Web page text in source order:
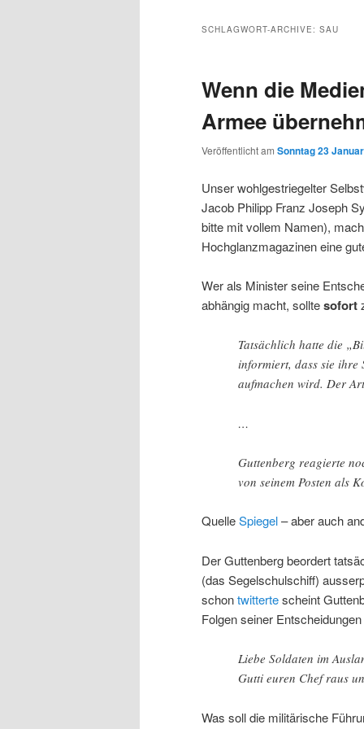
wechseln
SCHLAGWORT-ARCHIVE: SAU
Wenn die
Armee
Veröffentlicht am Sonntag 23
Unser wohlgestriegelter
Jacob Philipp Franz Joseph
bitte mit vollem Namen),
Hochglanzmagazinen eine
Wer als Minister seine
abhängig macht, solltesofort
Tatsächlich hatte die
informiert, dass sie ihre
aufmachen wird. Der
…
Guttenberg reagierte
von seinem Posten als
QuelleSpiegel– aber auch
Der Guttenberg beordert
(das Segelschulschiff)
schontwittertescheint
Folgen seiner
Liebe Soldaten im
Gutti euren Chef raus
Was soll die militärische